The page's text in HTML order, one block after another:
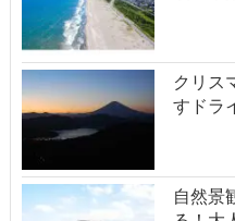
クリス
すドラ
自然景